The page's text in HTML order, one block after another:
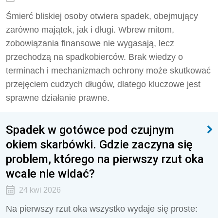
Śmierć bliskiej osoby otwiera spadek, obejmujący
zarówno majątek, jak i długi. Wbrew mitom,
zobowiązania finansowe nie wygasają, lecz
przechodzą na spadkobierców. Brak wiedzy o
terminach i mechanizmach ochrony może skutkować
przejęciem cudzych długów, dlatego kluczowe jest
sprawne działanie prawne.
Spadek w gotówce pod czujnym
okiem skarbówki. Gdzie zaczyna się
problem, którego na pierwszy rzut oka
wcale nie widać?
24 kwi 2026
Na pierwszy rzut oka wszystko wydaje się proste: